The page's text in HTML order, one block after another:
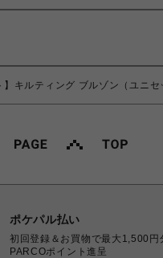
キルティング ブルゾン（ユニ
ポケパル払い
初回登録＆お買物で最大1,500円
PARCOポイント進呈